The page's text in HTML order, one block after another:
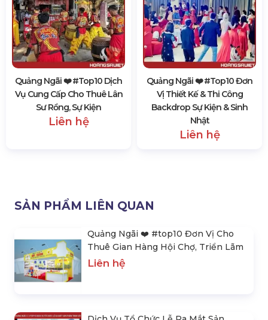
Quảng Ngãi ❤️️ #top10 Dịch
Vụ Cung Cấp Cho Thuê Lân
Sư Rồng, Sự Kiện
Liên hệ
Quảng Ngãi ❤️️ #top10 Đơn
Vị Thiết Kế & Thi Công
Backdrop Sự Kiện & Sinh
Nhật
Liên hệ
SẢN PHẨM LIÊN QUAN
Quảng Ngãi ❤️️ #top10 Đơn Vị Cho
Thuê Gian Hàng Hội Chợ, Triển Lãm
Liên hệ